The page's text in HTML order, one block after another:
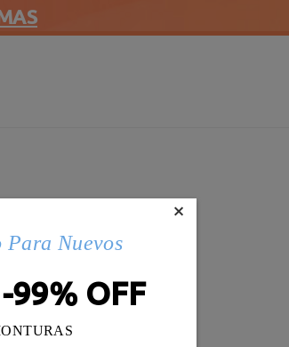
×
Para Nuevos
99% OFF